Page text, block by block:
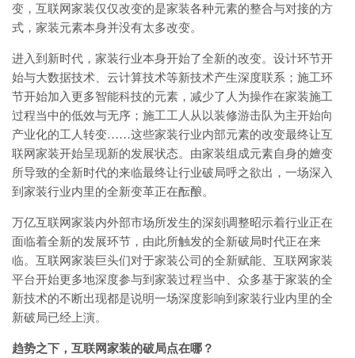
变，互联网家装仅仅改变的是家装各种元素的整合与对接的方
式，家装元素本身并没有太多改变。
进入到新时代，家装行业本身开始了全新的改变。设计环节开
始与大数据技术、云计算技术等新技术产生深度联系；施工环
节开始加入更多智能科技的元素，减少了人为操作在家装施工
过程当中的低效与无序；施工工人从以装修游击队为主开始向
产业化的工人转变……这些家装行业内部元素的改变最终让互
联网家装开始呈现新的发展状态。由家装组成元素自身的嬗变
所导致的全新时代的来临最终让行业破局呼之欲出，一场深入
到家装行业内里的全新变革正在酝酿。
万亿互联网家装内外部市场所发生的深刻调整昭示着行业正在
面临着全新的发展环节，由此所触发的全新破局时代正在来
临。互联网家装巨头们对于家装公司的全新赋能、互联网家装
平台开始更多地深度参与到家装过程当中、众多基于家装的全
新技术的不断出现都是说明一场深度影响到家装行业内里的全
新破局已经上演。
趋势之下，互联网家装的破局点在哪？